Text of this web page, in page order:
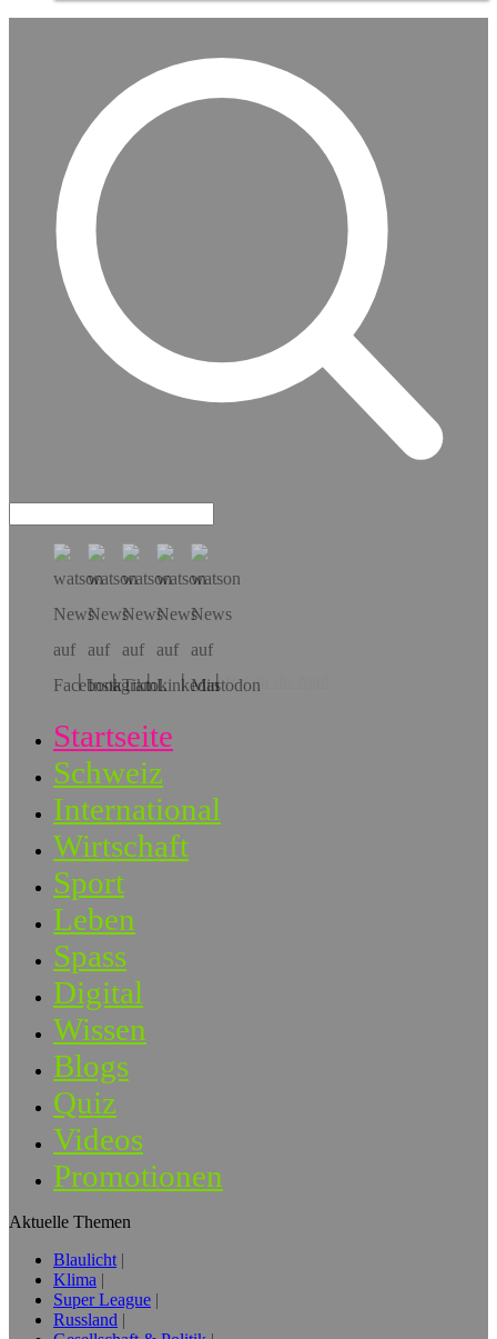
Hol dir die App!
Startseite
Schweiz
International
Wirtschaft
Sport
Leben
Spass
Digital
Wissen
Blogs
Quiz
Videos
Promotionen
Aktuelle Themen
Blaulicht
Klima
Super League
Russland